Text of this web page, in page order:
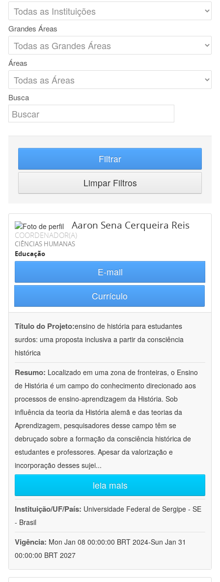
Grandes Áreas
Áreas
Busca
Filtrar
Limpar Filtros
Aaron Sena Cerqueira Reis
COORDENADOR(A)
CIÊNCIAS HUMANAS
Educação
E-mail
Currículo
Título do Projeto:ensino de história para estudantes
surdos: uma proposta inclusiva a partir da consciência
histórica
Resumo: Localizado em uma zona de fronteiras, o Ensino
de História é um campo do conhecimento direcionado aos
processos de ensino-aprendizagem da História. Sob
influência da teoria da História alemã e das teorias da
Aprendizagem, pesquisadores desse campo têm se
debruçado sobre a formação da consciência histórica de
estudantes e professores. Apesar da valorização e
incorporação desses sujei...
leia mais
Instituição/UF/País: Universidade Federal de Sergipe - SE
- Brasil
Vigência: Mon Jan 08 00:00:00 BRT 2024-Sun Jan 31
00:00:00 BRT 2027